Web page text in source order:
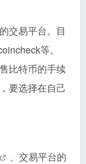
交易平台。目
等。
比特币的手续
要选择在自己
、交易平台的